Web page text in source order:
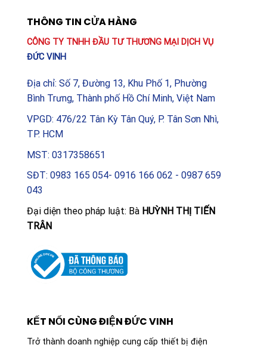
THÔNG TIN CỬA HÀNG
CÔNG TY TNHH ĐẦU TƯ THƯƠNG MẠI DỊCH VỤ
ĐỨC VINH
Địa chỉ: Số 7, Đường 13, Khu Phố 1, Phường
Bình Trưng, Thành phố Hồ Chí Minh, Việt Nam
VPGD: 476/22 Tân Kỳ Tân Quý, P. Tân Sơn Nhì,
TP. HCM
MST: 0317358651
SĐT: 0983 165 054- 0916 166 062 - 0987 659
043
Đại diện theo pháp luật: Bà HUỲNH THỊ TIẾN
TRÂN
KẾT NỐI CÙNG ĐIỆN ĐỨC VINH
Trở thành doanh nghiệp cung cấp thiết bị điện